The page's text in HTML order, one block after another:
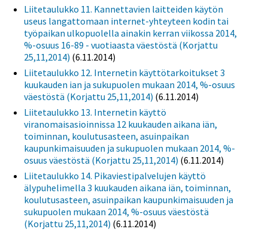
Liitetaulukko 11. Kannettavien laitteiden käytön
useus langattomaan internet-yhteyteen kodin tai
työpaikan ulkopuolella ainakin kerran viikossa 2014,
%-osuus 16-89 - vuotiaasta väestöstä (Korjattu
25,11,2014) (6.11.2014)
Liitetaulukko 12. Internetin käyttötarkoitukset 3
kuukauden ian ja sukupuolen mukaan 2014, %-osuus
väestöstä (Korjattu 25,11,2014) (6.11.2014)
Liitetaulukko 13. Internetin käyttö
viranomaisasioinnissa 12 kuukauden aikana iän,
toiminnan, koulutusasteen, asuinpaikan
kaupunkimaisuuden ja sukupuolen mukaan 2014, %-
osuus väestöstä (Korjattu 25,11,2014) (6.11.2014)
Liitetaulukko 14. Pikaviestipalvelujen käyttö
älypuhelimella 3 kuukauden aikana iän, toiminnan,
koulutusasteen, asuinpaikan kaupunkimaisuuden ja
sukupuolen mukaan 2014, %-osuus väestöstä
(Korjattu 25,11,2014) (6.11.2014)